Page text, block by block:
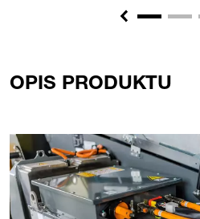
Previous
OPIS PRODUKTU